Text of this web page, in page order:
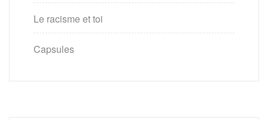
Le racisme et toi
Capsules